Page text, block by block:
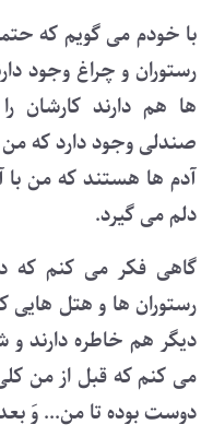
با خودم می گویم که
رستوران و چراغ وجود
ها هم دارند کارشان
صندلی وجود دارد که
آدم ها هستند که من با
دلم می گیرد.
گاهی فکر می کنم که
رستوران ها و هتل هایی
دیگر هم خاطره دارند و
می کنم که قبل از من
دوست بوده تا من... وَ